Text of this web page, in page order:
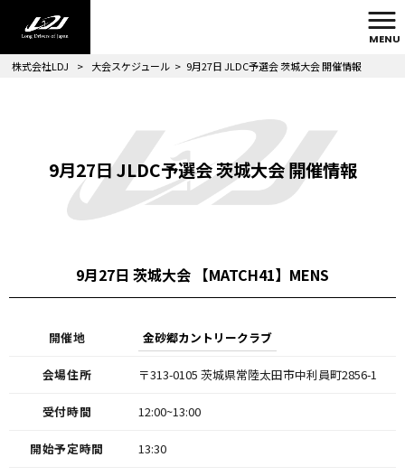
MENU
株式会社LDJ
> 大会スケジュール > 9月27日 JLDC予選会 茨城大会 開催情報
9月27日 JLDC予選会 茨城大会 開催情報
9月27日 茨城大会 【MATCH41】MENS
開催地 金砂郷カントリークラブ
会場住所 〒313-0105 茨城県常陸太田市中利員町2856-1
受付時間 12:00~13:00
開始予定時間 13:30